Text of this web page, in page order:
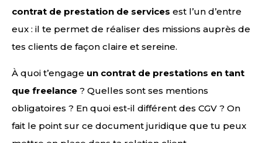
contrat de prestation de services est l’un d’entre
eux : il te permet de réaliser des missions auprès de
tes clients de façon claire et sereine.
À quoi t’engage un contrat de prestations en tant
que freelance ? Quelles sont ses mentions
obligatoires ? En quoi est-il différent des CGV ? On
fait le point sur ce document juridique que tu peux